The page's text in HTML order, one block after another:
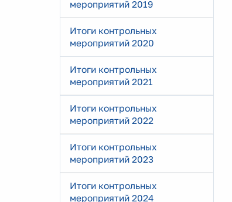
мероприятий 2019
Итоги контрольных
мероприятий 2020
Итоги контрольных
мероприятий 2021
Итоги контрольных
мероприятий 2022
Итоги контрольных
мероприятий 2023
Итоги контрольных
мероприятий 2024